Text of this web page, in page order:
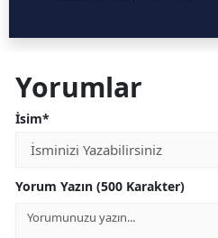
Yorumlar
İsim*
Yorum Yazın (500 Karakter)